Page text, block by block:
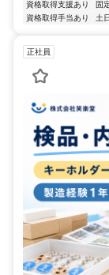
資格取得支援あり 固
資格取得手当あり
土
正社員